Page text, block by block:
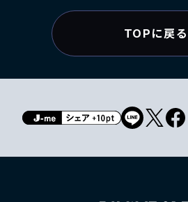
TOPに戻る